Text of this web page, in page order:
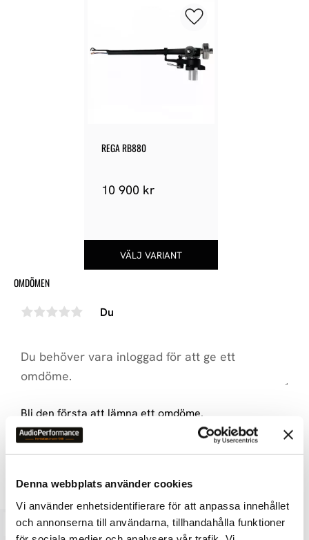
Denna webbplats använder cookies
Vi använder enhetsidentifierare för att anpassa innehållet
och annonserna till användarna, tillhandahålla funktioner
OMDÖMEN
Du
Bli den första att lämna ett omdöme.
REGA RB880
10 900 kr
Lägg till i favoriter
LIKNANDE PRODUKTER